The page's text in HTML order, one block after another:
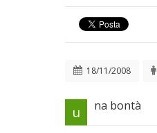
18/11/2008
u na bontà